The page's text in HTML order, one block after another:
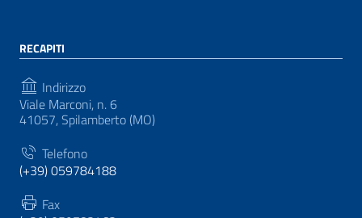
RECAPITI
Indirizzo
Viale Marconi, n. 6
41057, Spilamberto (MO)
Telefono
(+39) 059784188
Fax